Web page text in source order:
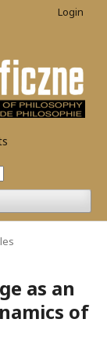
Login
as an
of